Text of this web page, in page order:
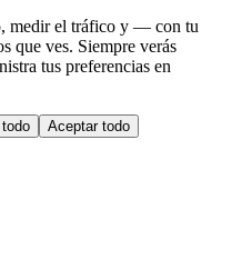
medir el tráfico y — con tu
que ves. Siempre verás
tus preferencias en
Aceptar todo